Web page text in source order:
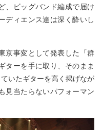
、ビッグバンド編成で届け
ディエンス達は深く酔いし
京事変として発表した「群
ターを手に取り、そのまま
いたギターを高く掲げなが
見当たらないパフォーマン